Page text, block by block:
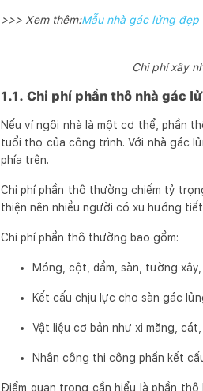
>>> Xem thêm:Mẫu nhà gác lửng
Chi phí xây
1.1. Chi phí phần thô nhà gác
Nếu ví ngôi nhà là một cơ thể, phần
tuổi thọ của công trình. Với nhà gác
phía trên.
Chi phí phần thô thường chiếm tỷ
thiện nên nhiều người có xu hướng
Chi phí phần thô thường bao gồm:
Móng, cột, dầm, sàn, tường
Kết cấu chịu lực cho sàn gác
Vật liệu cơ bản như xi măng,
Nhân công thi công phần kết
Điểm quan trọng cần hiểu là phần